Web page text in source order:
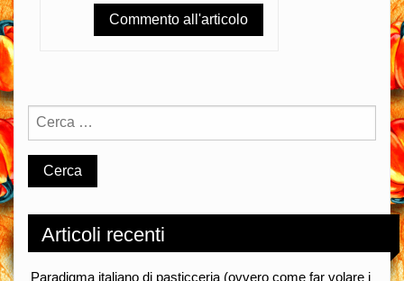
Articoli recenti
Paradigma italiano di pasticceria (ovvero come far volare i